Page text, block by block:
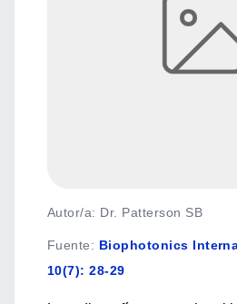
Autor/a: Dr. Patterson SB
Fuente: Biophotonics
10(7): 28-29